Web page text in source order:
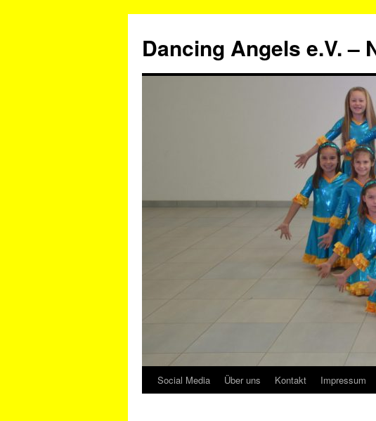
springen
Dancing Angels e.V. –
Social Media Über uns Kontakt Impressum